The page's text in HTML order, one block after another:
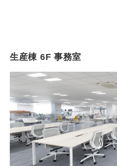
生産棟 6F 事務室